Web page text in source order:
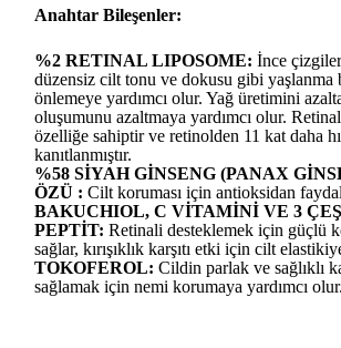
Anahtar Bileşenler:
%2 RETINAL LIPOSOME: İnce
düzensiz cilt tonu ve dokusu gibi yaşlanma
önlemeye yardımcı olur. Yağ üretimini
oluşumunu azaltmaya yardımcı olur.
özelliğe sahiptir ve retinolden 11 kat daha
kanıtlanmıştır.
%58 SİYAH GİNSENG (PANAX
ÖZÜ : Cilt koruması için antioksidan
BAKUCHIOL, C VİTAMİNİ VE 3
PEPTİT: Retinali desteklemek için güçlü
sağlar, kırışıklık karşıtı etki için cilt
TOKOFEROL: Cildin parlak ve sağlıklı
sağlamak için nemi korumaya yardımcı olur.